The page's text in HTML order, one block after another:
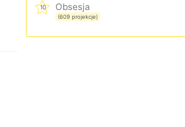
10 Obsesja
(609 projekcje)